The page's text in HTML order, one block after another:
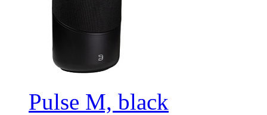
Pulse M, black